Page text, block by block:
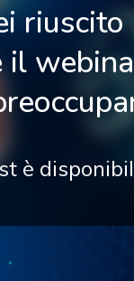
riuscito
il
è